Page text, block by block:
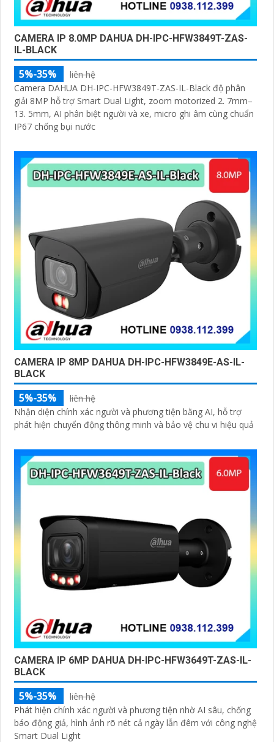
CAMERA IP 8.0MP DAHUA DH-IPC-HFW3849T-ZAS-
IL-BLACK
5%-35%
liên hệ
Camera DAHUA DH-IPC-HFW3849T-ZAS-IL-Black độ phân
giải 8MP hỗ trợ Smart Dual Light, zoom motorized 2. 7mm–
13. 5mm, AI phân biệt người và xe, micro ghi âm cùng chuẩn
IP67 chống bụi nước
CAMERA IP 8MP DAHUA DH-IPC-HFW3849E-AS-IL-
BLACK
5%-35%
liên hệ
Nhận diện chính xác người và phương tiện bằng AI, hỗ trợ
phát hiện chuyển động thông minh và bảo vệ chu vi hiệu quả
CAMERA IP 6MP DAHUA DH-IPC-HFW3649T-ZAS-IL-
BLACK
5%-35%
liên hệ
Phát hiện chính xác người và phương tiện nhờ AI sâu, chống
báo động giả, hình ảnh rõ nét cả ngày lẫn đêm với công nghệ
Smart Dual Light